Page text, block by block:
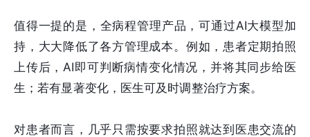
值得一提的是，全病程管理产品，可通过AI大模型加
持，大大降低了各方管理成本。例如，患者定期拍照
上传后，AI即可判断病情变化情况，并将其同步给医
生；若有显著变化，医生可及时调整治疗方案。
对患者而言，几乎只需按要求拍照就达到医患交流的